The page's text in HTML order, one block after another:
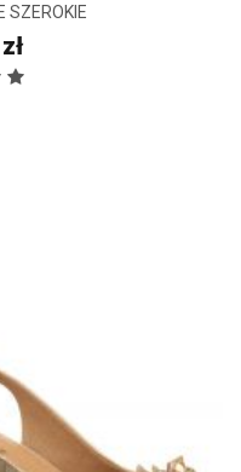
SZEROKIE